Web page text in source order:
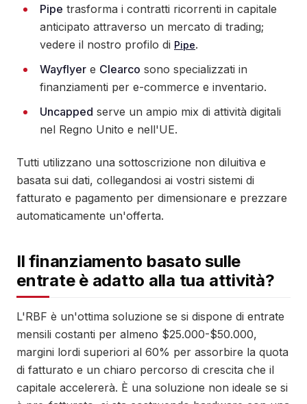
Pipe trasforma i contratti ricorrenti in capitale
anticipato attraverso un mercato di trading;
vedere il nostro profilo di Pipe.
Wayflyer e Clearco sono specializzati in
finanziamenti per e-commerce e inventario.
Uncapped serve un ampio mix di attività digitali
nel Regno Unito e nell'UE.
Tutti utilizzano una sottoscrizione non diluitiva e
basata sui dati, collegandosi ai vostri sistemi di
fatturato e pagamento per dimensionare e prezzare
automaticamente un'offerta.
Il finanziamento basato sulle
entrate è adatto alla tua attività?
L'RBF è un'ottima soluzione se si dispone di entrate
mensili costanti per almeno $25.000-$50.000,
margini lordi superiori al 60% per assorbire la quota
di fatturato e un chiaro percorso di crescita che il
capitale accelererà. È una soluzione non ideale se si